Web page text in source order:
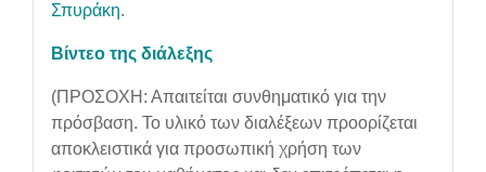
Σπυράκη.
Βίντεο της διάλεξης
(ΠΡΟΣΟΧΗ: Απαιτείται συνθηματικό για την
πρόσβαση. Το υλικό των διαλέξεων προορίζεται
αποκλειστικά για προσωπική χρήση των